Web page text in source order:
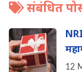
संबंधित
12